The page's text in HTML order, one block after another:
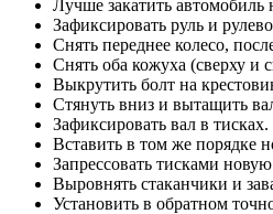
Лучше закатить
Зафиксировать руль и
Снять переднее колесо,
Снять оба кожуха (сверху и
Выкрутить болт на
Стянуть вниз и вытащить
Зафиксировать вал в
Вставить в том же порядке
Запрессовать тисками
Выровнять стаканчики и
Установить в обратном